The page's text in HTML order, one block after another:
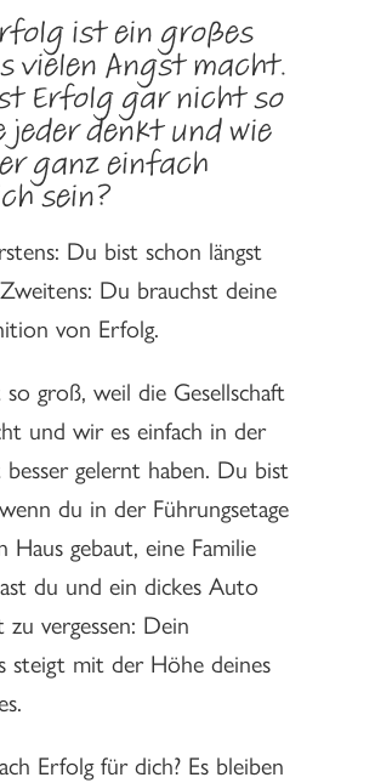
ist ein großes
vielen Angst macht.
Erfolg gar nicht so
denkt und wie
ganz einfach
sein?
Du bist schon längst
Du brauchst deine
von Erfolg.
groß, weil die Gesellschaft
und wir es einfach in der
besser gelernt haben. Du bist
du in der Führungsetage
Haus gebaut, eine Familie
du und ein dickes Auto
vergessen: Dein
steigt mit der Höhe deines
Erfolg für dich? Es bleiben